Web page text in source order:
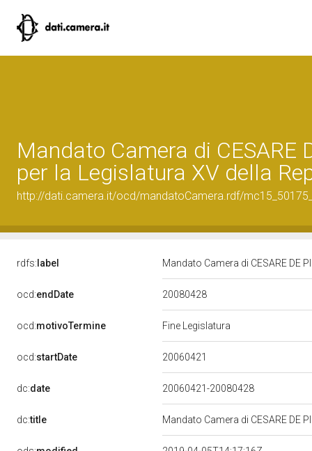
Mandato Camera di CESARE
per la Legislatura XV della
http://dati.camera.it/ocd/mandatoCamera.rdf/
rdfs: label Mandato Camera di CESARE DE
ocd:endDate 20080428
ocd:motivoTermine Fine Legislatura
ocd:startDate 20060421
dc:date 20060421-20080428
dc:title Mandato Camera di CESARE DE